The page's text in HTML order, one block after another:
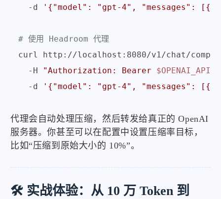
  -d
'{"model": "gpt-4", "messages":
# 使用 Headroom 代理
curl http://localhost:8080/v1/chat/
  -H
"Authorization: Bearer
  -d
'{"model": "gpt-4", "messages":
代理会自动处理压缩，然后转发给真正的 OpenAI
服务器。你甚至可以在配置中设置压缩率目标，
比如“压缩到原始大小的 10%”。
🛠️ 实战体验：从 10 万 Token 到